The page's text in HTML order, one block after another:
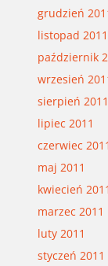
grudzień
listopad 2011
październik
wrzesień
sierpień 2011
lipiec 2011
czerwiec 2011
maj 2011
kwiecień 2011
marzec 2011
luty 2011
styczeń 2011